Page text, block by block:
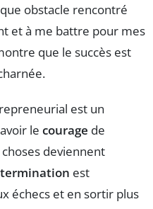
obstacle rencontré
et à me battre pour mes
que le succès est
est un
le courage de
deviennent
est
échecs et en sortir plus